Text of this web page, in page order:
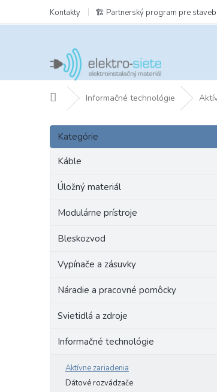
obsah
Kontakty 🏗️ Partnerský program pre
DomovInformačné technológie
B
č
Preskočiť
kategórie
Kategórie
Káble
Úložný materiál
Modulárne prístroje
Bleskozvod
Vypínače a zásuvky
Náradie a pracovné pomôcky
Svietidlá a zdroje
Informačné technológie
Aktívne zariadenia
Dátové rozvádzače